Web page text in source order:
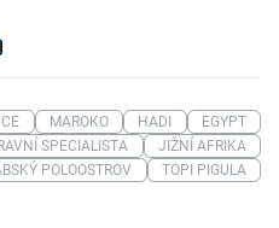
MAROKO HADI
EGYPT
SPECIALISTA
JIŽNÍ AFRIKA
POLOOSTROV
TOPI PIGULA